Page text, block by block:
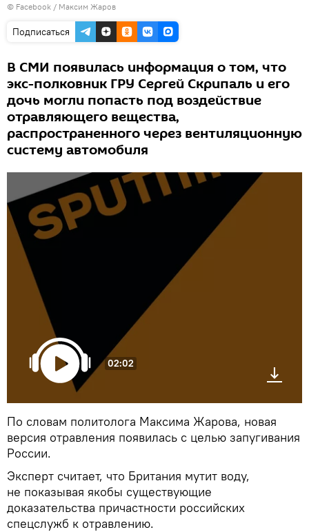
© Facebook / Максим Жаров
Подписаться
В СМИ появилась информация о том, что
экс-полковник ГРУ Сергей Скрипаль и его
дочь могли попасть под воздействие
отравляющего вещества,
распространенного через вентиляционную
систему автомобиля
02:02
По словам политолога Максима Жарова, новая
версия отравления появилась с целью запугивания
России.
Эксперт считает, что Британия мутит воду,
не показывая якобы существующие
доказательства причастности российских
спецслужб к отравлению.